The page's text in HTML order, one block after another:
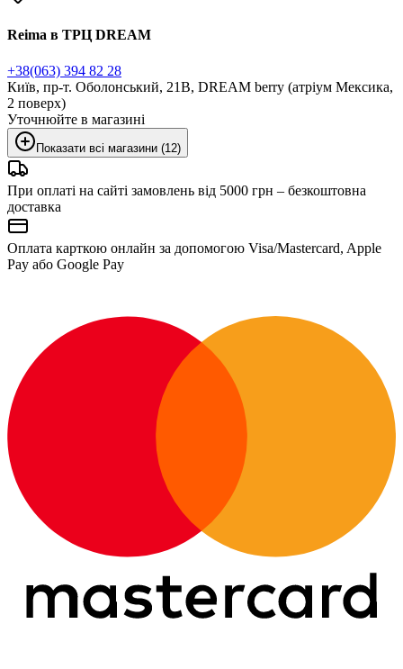
Reima в ТРЦ DREAM
+38(063) 394 82 28
Київ, пр-т. Оболонський, 21В, DREAM berry (атріум Мексика,
2 поверх)
Уточнюйте в магазині
Показати всі магазини (12)
При оплаті на сайті замовлень від 5000 грн – безкоштовна
доставка
Оплата карткою онлайн за допомогою Visa/Mastercard, Apple
Pay або Google Pay